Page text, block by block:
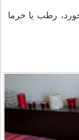
رطب یا خرما